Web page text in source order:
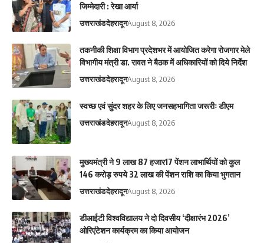
जिम्मेदारी : रेखा आर्या
उत्तराखंडदेहरादूनAugust 8, 2026
तकनीकी शिक्षा विभाग प्रदेशभर में आयोजित करेगा रोजगार मेले
विभागीय मंत्री डा. रावत ने बैठक में अधिकारियों को दिये निर्देश
उत्तराखंडदेहरादूनAugust 8, 2026
स्वच्छ एवं सुंदर शहर के लिए जनसहभागिता जरूरीः डीएम
उत्तराखंडदेहरादूनAugust 8, 2026
मुख्यमंत्री ने 9 लाख 87 हजार17 पेंशन लाभार्थियों को कुल
146 करोड़ रुपये 32 लाख की पेंशन राशि का किया भुगतान
उत्तराखंडदेहरादूनAugust 8, 2026
डीआईटी विश्वविद्यालय ने दो दिवसीय ‘दीक्षारंभ 2026’
ओरिएंटेशन कार्यक्रम का किया आयोजन